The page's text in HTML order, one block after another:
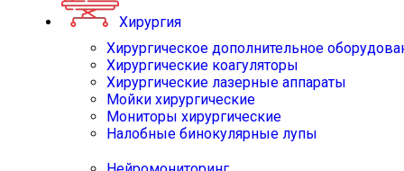
Хирургия
Хирургическое дополнительное
Хирургические коагуляторы
Хирургические лазерные аппараты
Мойки хирургические
Мониторы хирургические
Налобные бинокулярные лупы